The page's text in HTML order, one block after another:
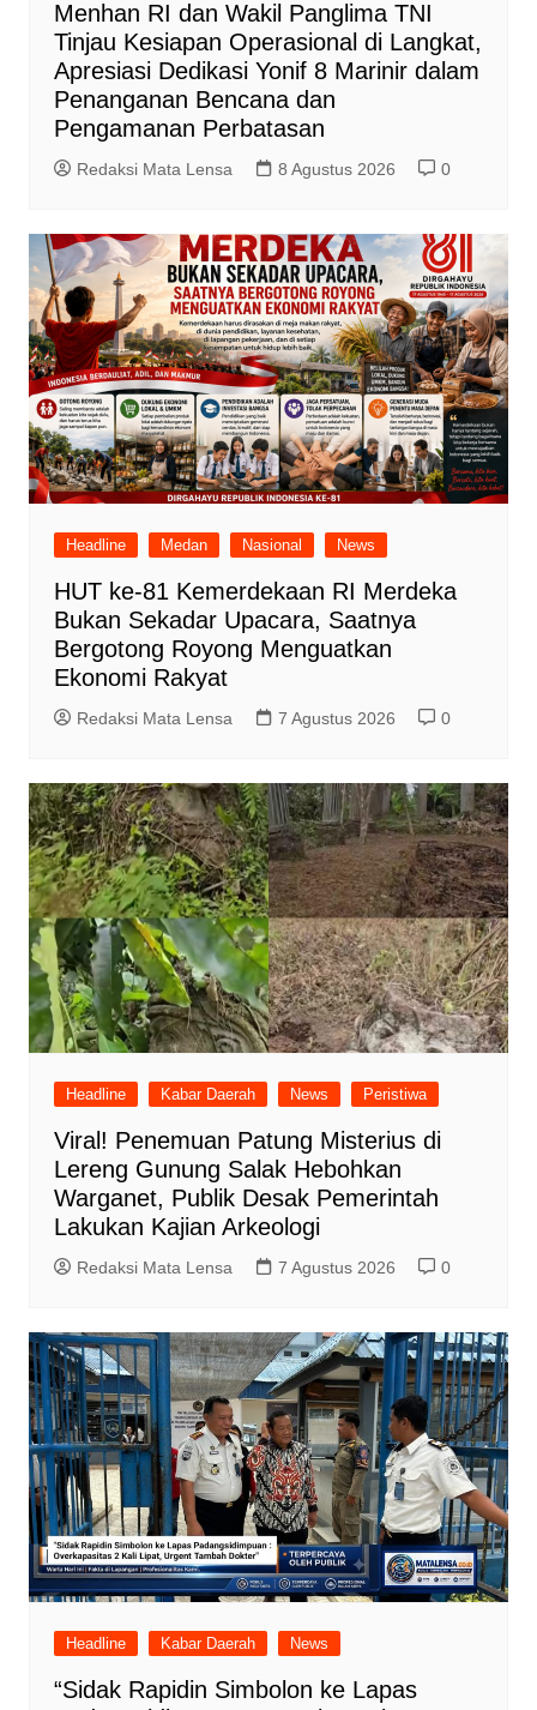
Menhan RI dan Wakil Panglima TNI
Tinjau Kesiapan Operasional di Langkat,
Apresiasi Dedikasi Yonif 8 Marinir dalam
Penanganan Bencana dan
Pengamanan Perbatasan
Redaksi Mata Lensa 8 Agustus 2026 0
Headline Medan Nasional News
HUT ke-81 Kemerdekaan RI Merdeka
Bukan Sekadar Upacara, Saatnya
Bergotong Royong Menguatkan
Ekonomi Rakyat
Redaksi Mata Lensa 7 Agustus 2026 0
Headline Kabar Daerah News Peristiwa
Viral! Penemuan Patung Misterius di
Lereng Gunung Salak Hebohkan
Warganet, Publik Desak Pemerintah
Lakukan Kajian Arkeologi
Redaksi Mata Lensa 7 Agustus 2026 0
Headline Kabar Daerah News
“Sidak Rapidin Simbolon ke Lapas